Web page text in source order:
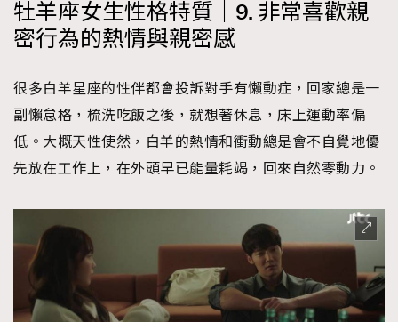
牡羊座女生性格特質｜9. 非常喜歡親
密行為的熱情與親密感
很多白羊星座的性伴都會投訴對手有懶動症，回家總是一
副懶怠格，梳洗吃飯之後，就想著休息，床上運動率偏
低。大概天性使然，白羊的熱情和衝動總是會不自覺地優
先放在工作上，在外頭早已能量耗竭，回來自然零動力。